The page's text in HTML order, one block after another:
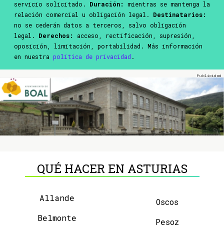
servicio solicitado. Duración:
mientras se mantenga la
relación comercial u obligación legal. Destinatarios:
no se cederán datos a terceros, salvo obligación
legal. Derechos:
acceso, rectificación, supresión,
oposición, limitación, portabilidad. Más información
en nuestra política de privacidad .
QUÉ HACER EN ASTURIAS
Allande
Belmonte
Oscos
Pesoz